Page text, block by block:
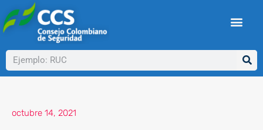
al
contenido
Buscar
octubre 14, 2021